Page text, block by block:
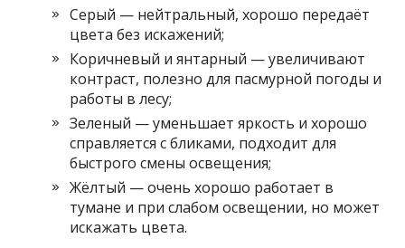
Серый — нейтральный, хорошо передаёт
цвета без искажений;
Коричневый и янтарный — увеличивают
контраст, полезно для пасмурной погоды и
работы в лесу;
Зеленый — уменьшает яркость и хорошо
справляется с бликами, подходит для
быстрого смены освещения;
Жёлтый — очень хорошо работает в
тумане и при слабом освещении, но может
искажать цвета.